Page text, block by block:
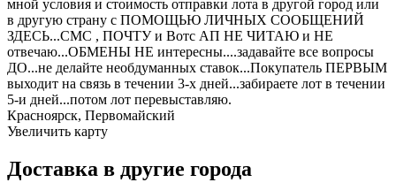
мной условия и стоимость отправки лота в другой город или
в другую страну с ПОМОЩЬЮ ЛИЧНЫХ СООБЩЕНИЙ
ЗДЕСЬ...СМС , ПОЧТУ и Вотс АП НЕ ЧИТАЮ и НЕ
отвечаю...ОБМЕНЫ НЕ интересны....задавайте все вопросы
ДО...не делайте необдуманных ставок...Покупатель ПЕРВЫМ
выходит на связь в течении 3-х дней...забираете лот в течении
5-и дней...потом лот перевыставляю.
Красноярск, Первомайский
Увеличить карту
Доставка в другие города